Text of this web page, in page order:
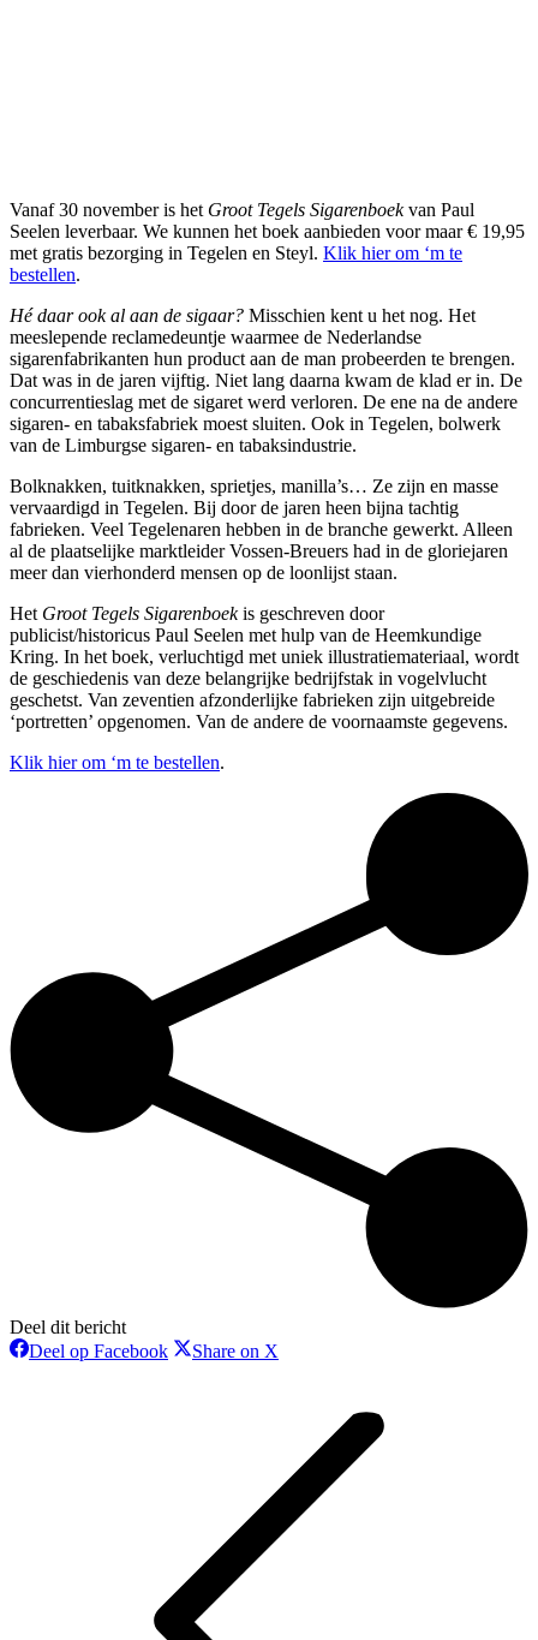
Vanaf 30 november is het Groot Tegels Sigarenboekvan Paul
Seelen leverbaar. We kunnen het boek aanbieden voor maar € 19,95
met gratis bezorging in Tegelen en Steyl. Klik hier om ‘m te
bestellen.
Hé daar ook al aan de sigaar? Misschien kent u het nog. Het
meeslepende reclamedeuntje waarmee de Nederlandse
sigarenfabrikanten hun product aan de man probeerden te brengen.
Dat was in de jaren vijftig. Niet lang daarna kwam de klad er in. De
concurrentieslag met de sigaret werd verloren. De ene na de andere
sigaren- en tabaksfabriek moest sluiten. Ook in Tegelen, bolwerk
van de Limburgse sigaren- en tabaksindustrie.
Bolknakken, tuitknakken, sprietjes, manilla’s… Ze zijn en masse
vervaardigd in Tegelen. Bij door de jaren heen bijna tachtig
fabrieken. Veel Tegelenaren hebben in de branche gewerkt. Alleen
al de plaatselijke marktleider Vossen-Breuers had in de gloriejaren
meer dan vierhonderd mensen op de loonlijst staan.
Het Groot Tegels Sigarenboekis geschreven door
publicist/historicus Paul Seelen met hulp van de Heemkundige
Kring. In het boek, verluchtigd met uniek illustratiemateriaal, wordt
de geschiedenis van deze belangrijke bedrijfstak in vogelvlucht
geschetst. Van zeventien afzonderlijke fabrieken zijn uitgebreide
‘portretten’ opgenomen. Van de andere de voornaamste gegevens.
Klik hier om ‘m te bestellen.
Deel dit bericht
Deel op FacebookDeelShare on X